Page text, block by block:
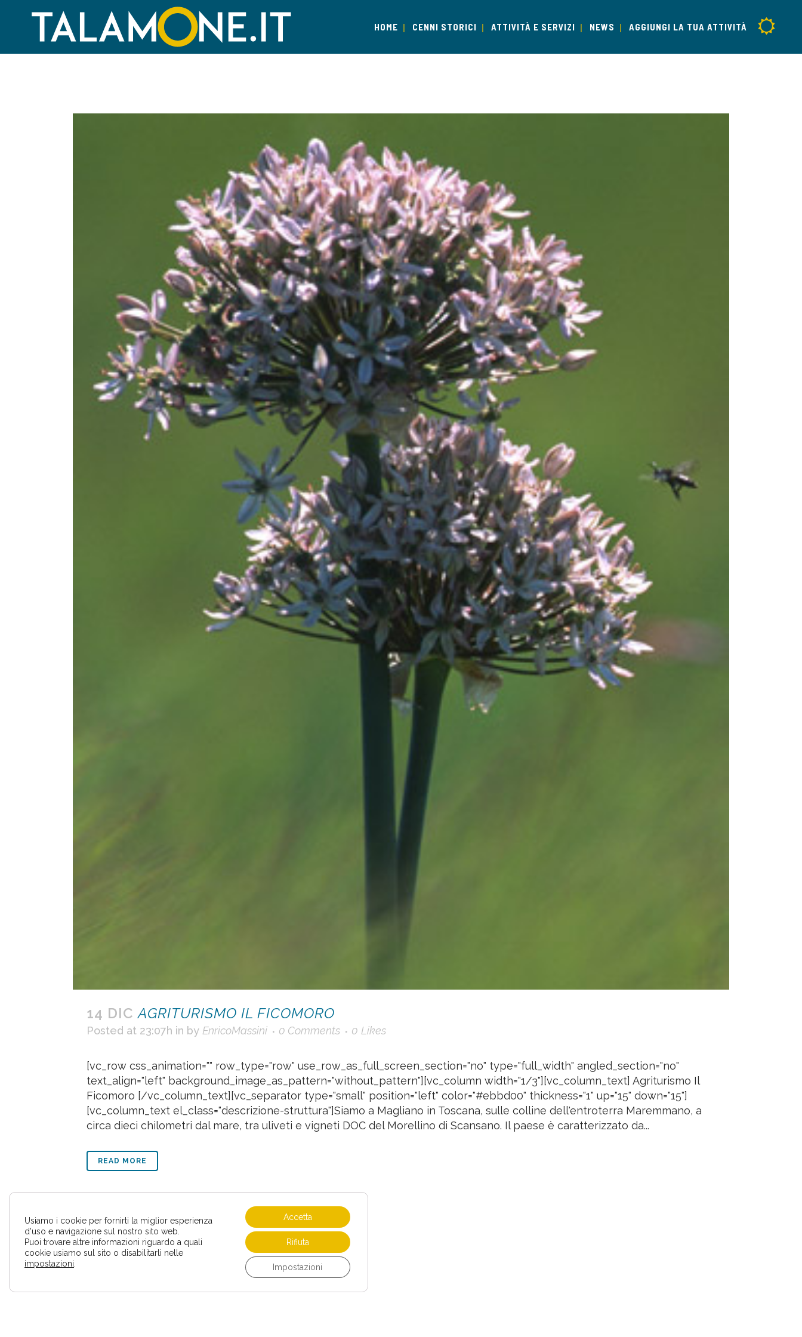
HOME CENNI STORICI ATTIVITÀ E SERVIZI NEWS AGGIUNGI LA TUA ATTIVITÀ
14 DIC AGRITURISMO IL FICOMORO
Posted at 23:07h in by EnricoMassini 0 Comments 0 Likes
[vc_row css_animation="" row_type="row" use_row_as_full_screen_section="no" type="full_width" angled_section="no"
text_align="left" background_image_as_pattern="without_pattern"][vc_column width="1/3"][vc_column_text] Agriturismo Il
Ficomoro [/vc_column_text][vc_separator type="small" position="left" color="#ebbd00" thickness="1" up="15" down="15"]
[vc_column_text el_class="descrizione-struttura"]Siamo a Magliano in Toscana, sulle colline dell'entroterra Maremmano, a
circa dieci chilometri dal mare, tra uliveti e vigneti DOC del Morellino di Scansano. Il paese è caratterizzato da...
READ MORE
TALAMONE S.N.C.
@copyright Talamone s.n.c. tutti i diritti riservati
Usiamo i cookie per fornirti la miglior esperienza
d'uso e navigazione sul nostro sito web.
Puoi trovare altre informazioni riguardo a quali
cookie usiamo sul sito o disabilitarli nelle
impostazioni
Accetta
Rifiuta
Impostazioni